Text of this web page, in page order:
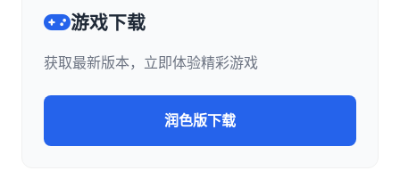
游戏下载
获取最新版本，立即体验精彩游戏
润色版下载